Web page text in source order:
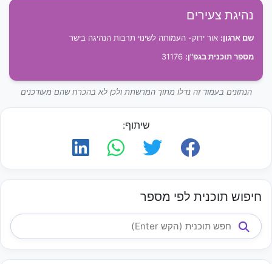
נהיגת צעירים
שם ארגון: אור ירוק- העמותה לשינוי תרבות הנהיגה בישר
מספר תוכנית בגפ"ן:
הנתונים בעמוד זה נדלו מתוך המרשתת ולכן לא בהכרח שהם מעודכנים
שיתוף:
חיפוש תוכנית לפי מספר